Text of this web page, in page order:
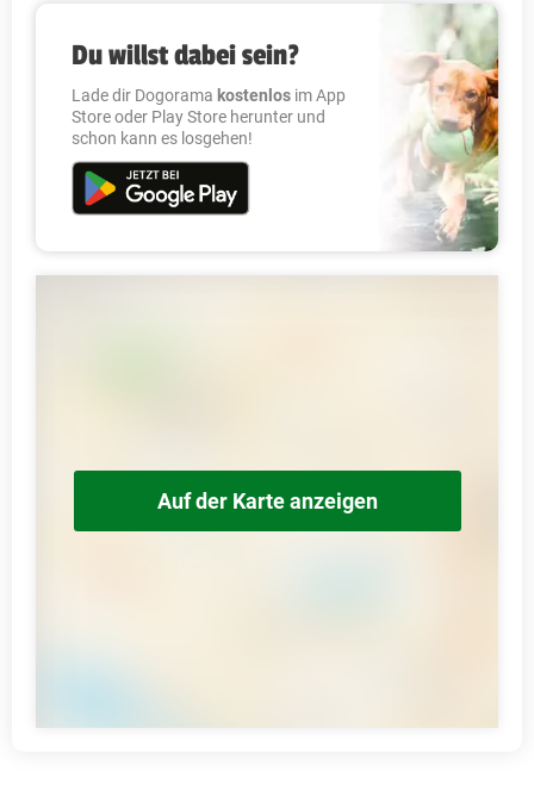
Du willst dabei sein?
Lade dir Dogorama kostenlos im App
Store oder Play Store herunter und
schon kann es losgehen!
Auf der Karte anzeigen